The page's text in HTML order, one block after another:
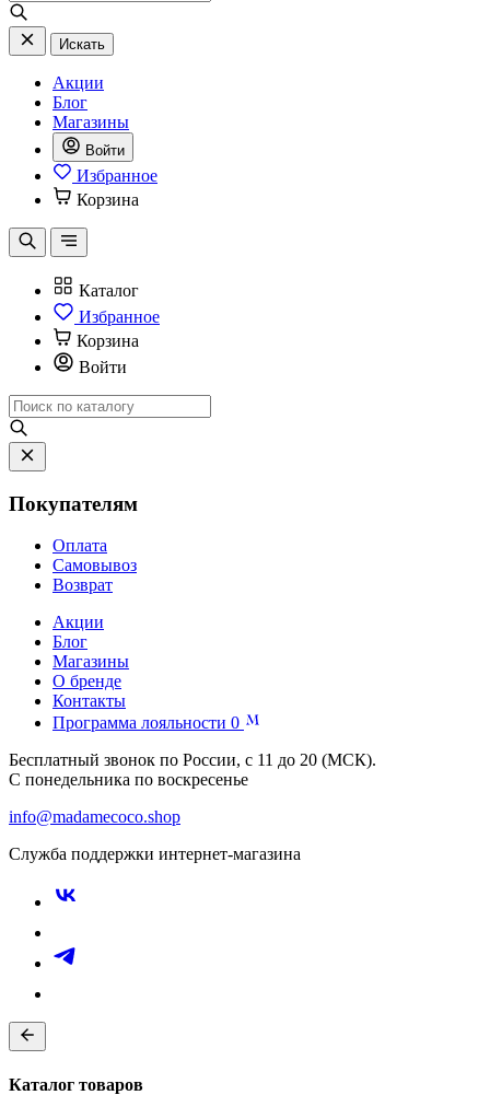
Искать
Акции
Блог
Магазины
Войти
Избранное
Корзина
Каталог
Избранное
Корзина
Войти
Покупателям
Оплата
Самовывоз
Возврат
Акции
Блог
Магазины
О бренде
Контакты
Программа лояльности 0
Бесплатный звонок по России, с 11 до 20 (МСК).
С понедельника по воскресенье
info@madamecoco.shop
Служба поддержки интернет-магазина
Каталог товаров